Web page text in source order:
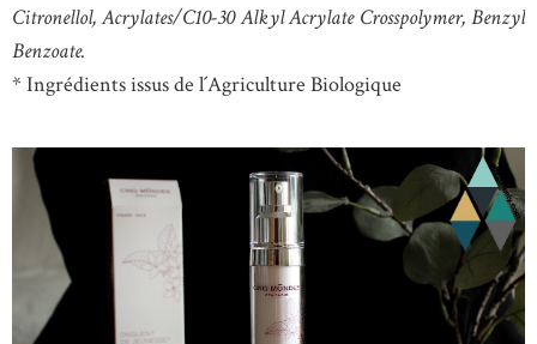
Citronellol, Acrylates/C10-30 Alkyl Acrylate Crosspolymer, Benzyl
Benzoate.
* Ingrédients issus de l´Agriculture Biologique